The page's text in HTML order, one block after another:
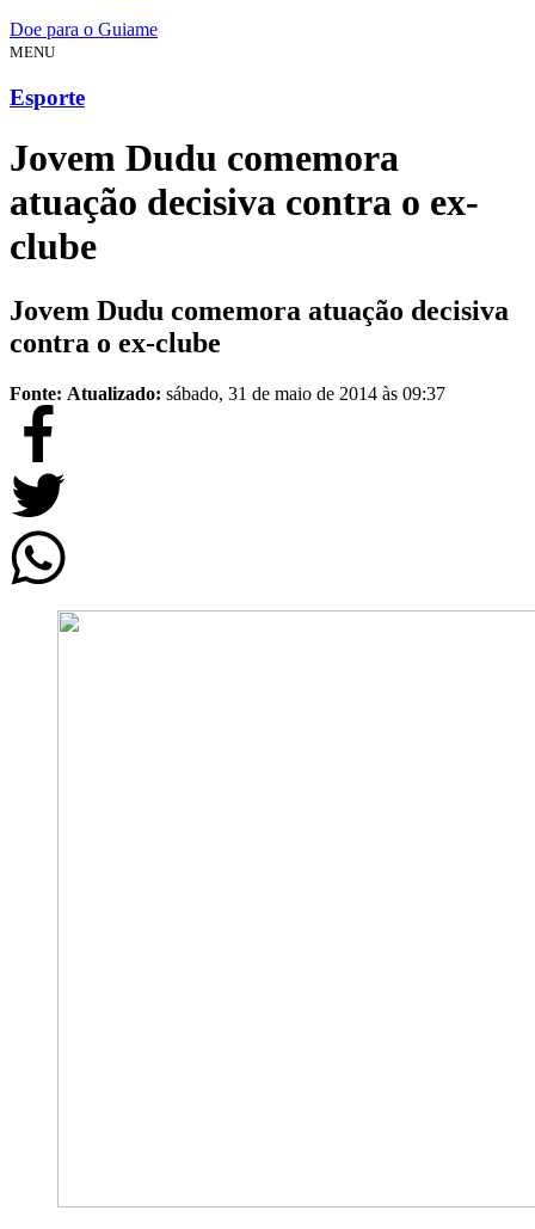
Doe para o Guiame
MENU
Esporte
Jovem Dudu comemora
atuação decisiva contra o ex-
clube
Jovem Dudu comemora atuação decisiva
contra o ex-clube
Fonte: Atualizado: sábado, 31 de maio de 2014 às 09:37